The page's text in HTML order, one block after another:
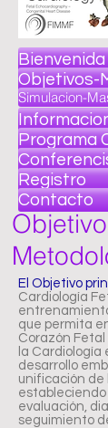
Objetivos-
Simulacion-
Programa
Registro
Contacto
El Objetivo
Cardiología
que permita
Corazón
la Cardiología
desarrollo
unificación de
estableciendo
evaluación,
seguimiento